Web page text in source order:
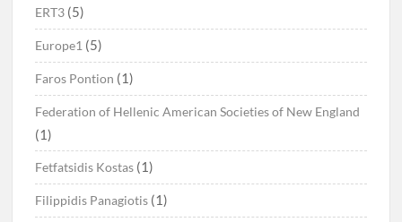
ERT3 (5)
Europe1 (5)
Faros Pontion (1)
Federation of Hellenic American Societies of New England
(1)
Fetfatsidis Kostas (1)
Filippidis Panagiotis (1)